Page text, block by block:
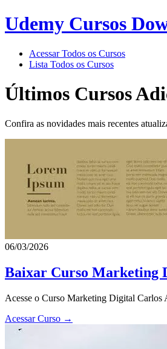
Udemy Cursos
Acessar Todos os Cursos
Lista Todos os Cursos
Últimos Cursos
Confira as novidades mais recentes
06/03/2026
Baixar Curso Marketing
Acesse o Curso Marketing Digital Carlos
Acessar Curso →